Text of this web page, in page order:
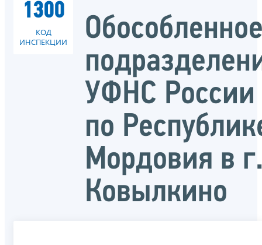
1300
КОД
ИНСПЕКЦИИ
УФНС России
по
Мордовия в
Ковылкино